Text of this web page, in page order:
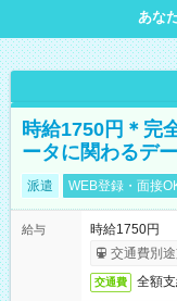
あな
時給1750円＊完
ータに関わるデ
派遣 WEB登録・面接
給与
時給1750円
交通費別
交通費 全額